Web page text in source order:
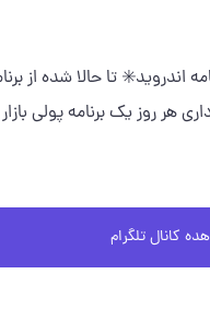
اندروید✳️ تا حالا شده از
روز یک برنامه پولی بازار
کانال تلگرام